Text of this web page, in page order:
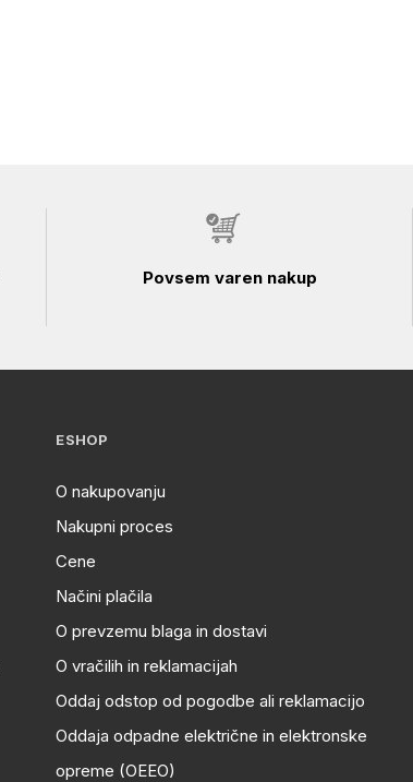
Povsem varen nakup
ESHOP
O nakupovanju
Nakupni proces
Cene
Načini plačila
O prevzemu blaga in dostavi
O vračilih in reklamacijah
Oddaj odstop od pogodbe ali reklamacijo
Oddaja odpadne električne in elektronske
opreme (OEEO)